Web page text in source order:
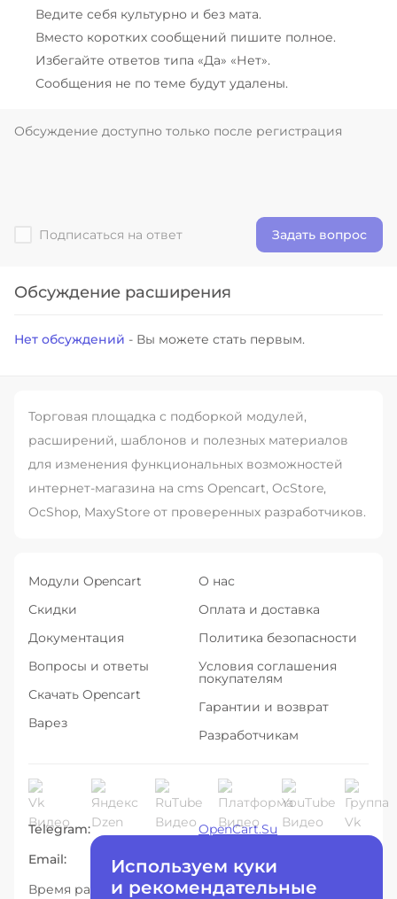
Ведите себя культурно и без мата.
Вместо коротких сообщений пишите полное.
Избегайте ответов типа «Да» «Нет».
Сообщения не по теме будут удалены.
Подписаться на ответ Задать вопрос
Обсуждение расширения
Нет обсуждений - Вы можете стать первым.
Торговая площадка с подборкой модулей,
расширений, шаблонов и полезных материалов
для изменения функциональных возможностей
интернет-магазина на cms Opencart, OcStore,
OcShop, MaxyStore от проверенных разработчиков.
Модули Opencart
Скидки
Документация
Вопросы и ответы
Скачать Opencart
Варез
О нас
Оплата и доставка
Политика безопасности
Условия соглашения
покупателям
Гарантии и возврат
Разработчикам
Telegram:
OpenCart.Su
Email:
info@opencart.su
Время работы c 10:00 до 19:00
Используем куки
и рекомендательные